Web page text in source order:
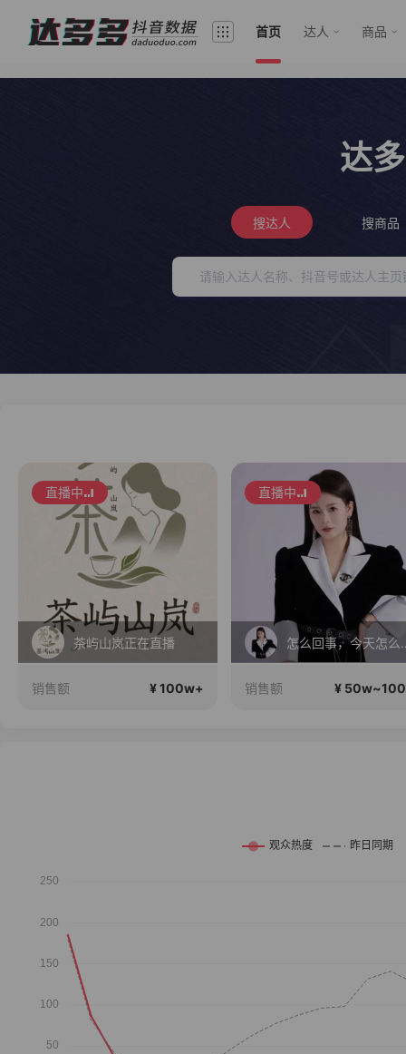
首页 达人 商品
达
搜达人 搜商品
直播中
茶屿山岚正在直播
销售额 ¥ 100w+
直播中
怎么回
销售额 ¥